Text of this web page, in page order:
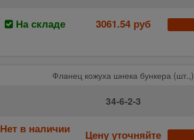
На складе 3061.54 руб
Фланец кожуха шнека бункера (шт.,)
34-6-2-3
Нет в наличии Цену уточняйте